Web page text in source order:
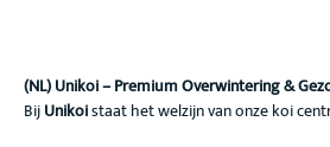
(NL) Unikoi – Premium Overwintering &
BijUnikoistaat het welzijn van onze koi